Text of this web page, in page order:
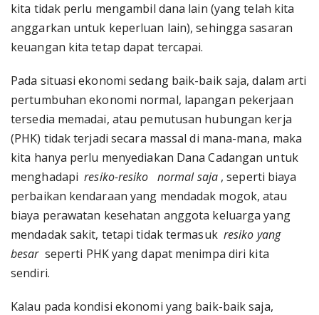
kita tidak perlu mengambil dana lain (yang telah kita
anggarkan untuk keperluan lain), sehingga sasaran
keuangan kita tetap dapat tercapai.
Pada situasi ekonomi sedang baik-baik saja, dalam arti
pertumbuhan ekonomi normal, lapangan pekerjaan
tersedia memadai, atau pemutusan hubungan kerja
(PHK) tidak terjadi secara massal di mana-mana, maka
kita hanya perlu menyediakan Dana Cadangan untuk
menghadapiresiko-resiko normal saja, seperti biaya
perbaikan kendaraan yang mendadak mogok, atau
biaya perawatan kesehatan anggota keluarga yang
mendadak sakit, tetapi tidak termasuk resiko yang
besar seperti PHK yang dapat menimpa diri kita
sendiri.
Kalau pada kondisi ekonomi yang baik-baik saja,